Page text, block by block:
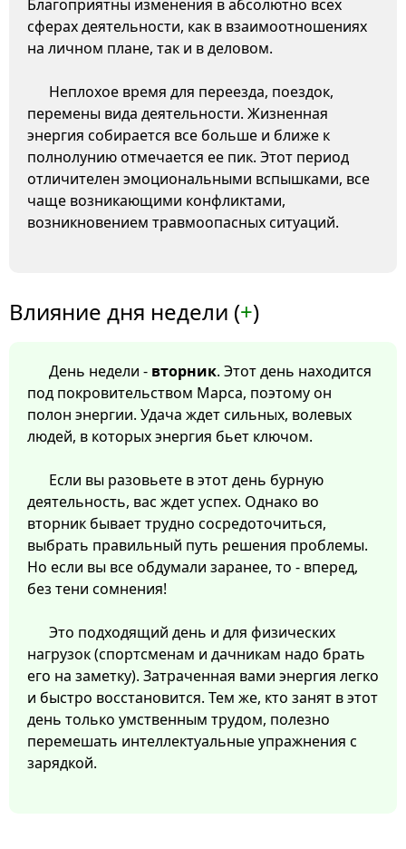
Благоприятны изменения в абсолютно всех
сферах деятельности, как в взаимоотношениях
на личном плане, так и в деловом.
Неплохое время для переезда, поездок,
перемены вида деятельности. Жизненная
энергия собирается все больше и ближе к
полнолунию отмечается ее пик. Этот период
отличителен эмоциональными вспышками, все
чаще возникающими конфликтами,
возникновением травмоопасных ситуаций.
Влияние дня недели (+)
День недели - вторник. Этот день находится
под покровительством Марса, поэтому он
полон энергии. Удача ждет сильных, волевых
людей, в которых энергия бьет ключом.
Если вы разовьете в этот день бурную
деятельность, вас ждет успех. Однако во
вторник бывает трудно сосредоточиться,
выбрать правильный путь решения проблемы.
Но если вы все обдумали заранее, то - вперед,
без тени сомнения!
Это подходящий день и для физических
нагрузок (спортсменам и дачникам надо брать
его на заметку). Затраченная вами энергия легко
и быстро восстановится. Тем же, кто занят в этот
день только умственным трудом, полезно
перемешать интеллектуальные упражнения с
зарядкой.